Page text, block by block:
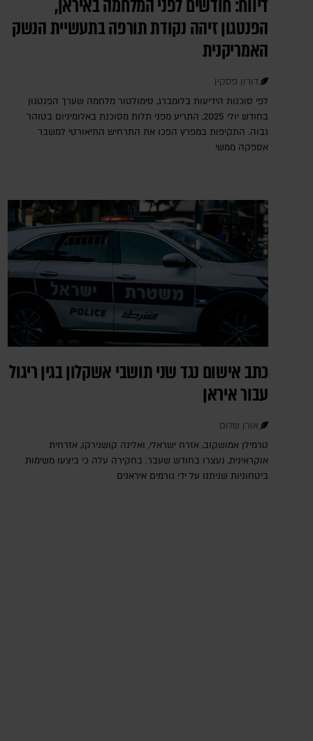
דיווח: חודשים לפני המלחמה באיראן,
הפנטגון זיהה נקודת תורפה בתעשיית הנשק
האמריקנית
דורון פסקין
לפי סוכנות הידיעות בלומברג, סימולטור מלחמה שערך הפנטגון
בחודש יולי 2025, התריע מפני תלות מסוכנת באלומיניום בטוהר
גבוה. התקיפות במפרץ הפכו את התרחיש התיאורטי למשבר
אספקה ממשי
כתב אישום נגד שני תושבי אשקלון בגין ריגול
עבור איראן
אורן שלום
טרמילן אמושקוב, אזרח ישראלי, ואלינה קושנירקו, אזרחית
אוקראינית, נעצרו בחודש שעבר. בחקירה עלה כי ביצעו משימות
ביטחוניות שניתנו על ידי גורמים איראנים